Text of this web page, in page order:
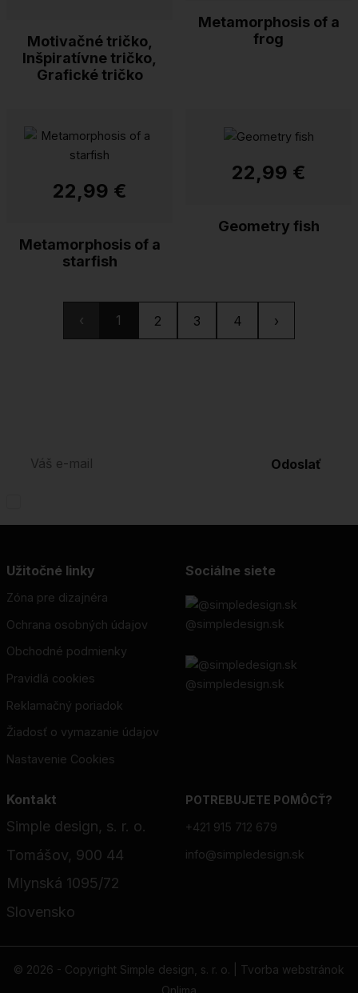
Motivačné tričko,
Inšpiratívne tričko,
Grafické tričko
Metamorphosis of a
frog
22,99 €
Metamorphosis of a
starfish
22,99 €
Geometry fish
‹ 1 2 3 4 ›
Odoslať
Užitočné linky
Zóna pre dizajnéra
Ochrana osobných údajov
Obchodné podmienky
Pravidlá cookies
Reklamačný poriadok
Žiadosť o vymazanie údajov
Nastavenie Cookies
Kontakt
Simple design, s. r. o.
Tomášov, 900 44
Mlynská 1095/72
Slovensko
Sociálne siete
@simpledesign.sk
@simpledesign.sk
POTREBUJETE POMÔCŤ?
+421 915 712 679
info@simpledesign.sk
© 2026 - Copyright Simple design, s. r. o. | Tvorba webstránok
Onlima